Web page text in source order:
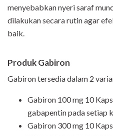
menyebabkan nyeri saraf
dilakukan secara rutin agar
baik.
Produk Gabiron
Gabiron tersedia dalam 2
Gabiron 100 mg 10
gabapentin pada setiap
Gabiron 300 mg 10